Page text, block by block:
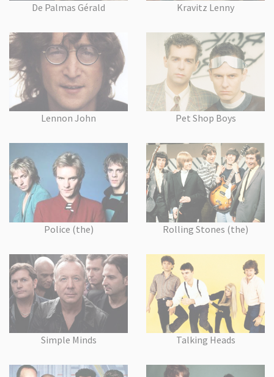
De Palmas Gérald Kravitz Lenny
Lennon John Pet Shop Boys
Police (the) Rolling Stones (the)
Simple Minds Talking Heads